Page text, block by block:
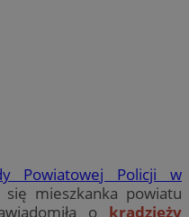
Powiatowej Policji w
się mieszkanka powiatu
o kradzieży